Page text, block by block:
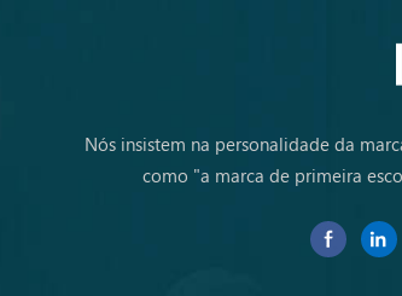
Nós insistem na personalidade da
como "a marca de primeira